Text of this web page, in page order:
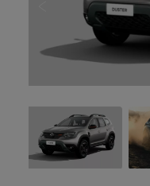
Anterior